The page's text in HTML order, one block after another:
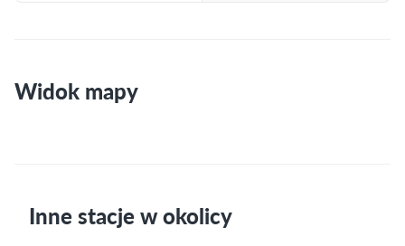
Widok mapy
Inne stacje w okolicy